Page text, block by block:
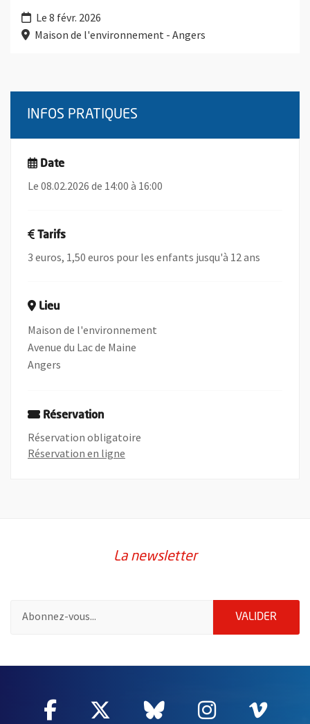
Le 8 févr. 2026
Maison de l'environnement - Angers
INFOS PRATIQUES
Date
Le 08.02.2026 de 14:00 à 16:00
Tarifs
3 euros, 1,50 euros pour les enfants jusqu'à 12 ans
Lieu
Maison de l'environnement
Avenue du Lac de Maine
Angers
Réservation
Réservation obligatoire
Réservation en ligne
La newsletter
VALIDER
Facebook
, Ouvre une nouvelle fenêtre
Twitter
, Ouvre une nouvelle
Bluesky
, Ouvre une
Instagram
, Ouvre
,